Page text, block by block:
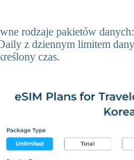
rodzaje pakietów
z dziennym limitem
czas.